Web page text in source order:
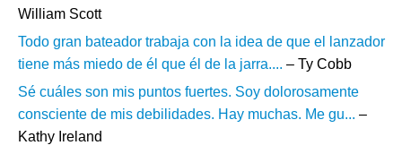
William Scott
Todo gran bateador trabaja con la idea de que el lanzador
tiene más miedo de él que él de la jarra.... – Ty Cobb
Sé cuáles son mis puntos fuertes. Soy dolorosamente
consciente de mis debilidades. Hay muchas. Me gu... –
Kathy Ireland